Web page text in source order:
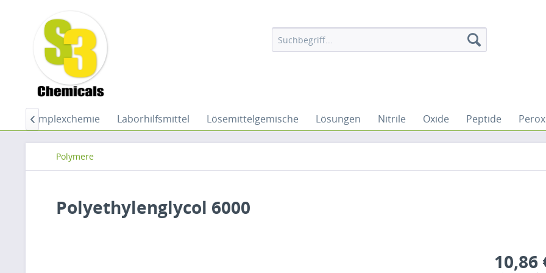
Komplexchemie Laborhilfsmittel Lösemittelgemische Lösungen Nitrile Oxide Peptide

Polymere
Polyethylenglycol 6000
10,86